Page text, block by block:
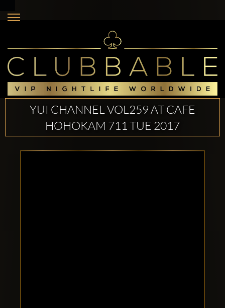
YUI CHANNEL VOL259 AT CAFE
HOHOKAM 711 TUE 2017